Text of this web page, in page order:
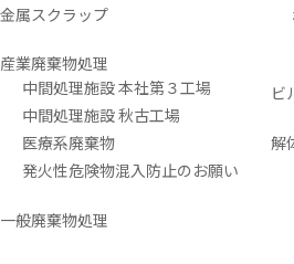
金属スクラップ
産業廃棄物処理
中間処理施設 本社第３工場
中間処理施設 秋古工場
医療系廃棄物
発火性危険物混入防止のお願い
一般廃棄物処理
ビ
解